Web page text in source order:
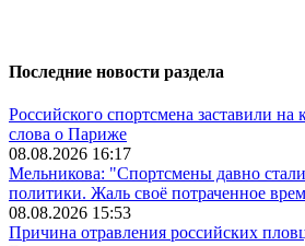
Последние новости раздела
Российского спортсмена заставили на
слова о Париже
08.08.2026 16:17
Мельникова: "Спортсмены давно
политики. Жаль своё потраченное
08.08.2026 15:53
Причина отравления российских